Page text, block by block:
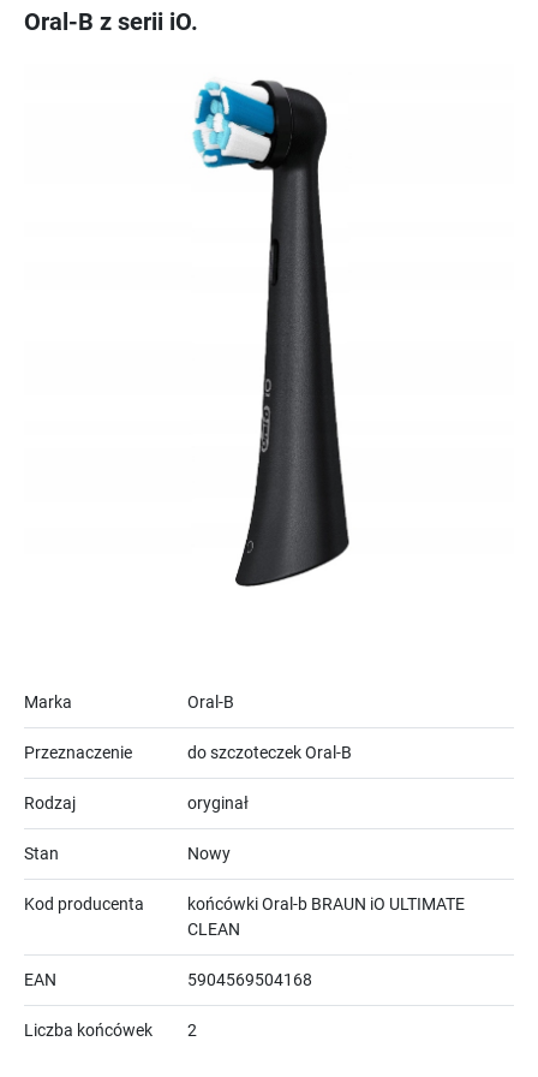
Oral-B z serii iO.
Marka Oral-B
Przeznaczenie do szczoteczek Oral-B
Rodzaj oryginał
Stan Nowy
Kod producenta
końcówki Oral-b BRAUN iO ULTIMATE
CLEAN
EAN 5904569504168
Liczba końcówek 2